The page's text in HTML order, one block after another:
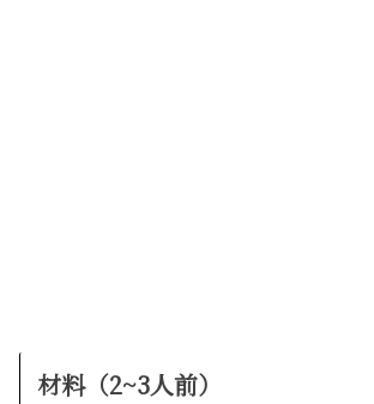
材料（2~3人前）